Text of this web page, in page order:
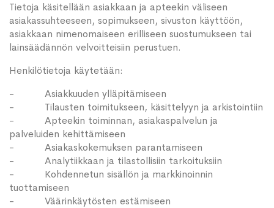
Tietoja käsitellään asiakkaan ja apteekin väliseen
asiakassuhteeseen, sopimukseen, sivuston käyttöön,
asiakkaan nimenomaiseen erilliseen suostumukseen tai
lainsäädännön velvoitteisiin perustuen.
Henkilötietoja käytetään:
- Asiakkuuden ylläpitämiseen
- Tilausten toimitukseen, käsittelyyn ja arkistointiin
- Apteekin toiminnan, asiakaspalvelun ja
palveluiden kehittämiseen
- Asiakaskokemuksen parantamiseen
- Analytiikkaan ja tilastollisiin tarkoituksiin
- Kohdennetun sisällön ja markkinoinnin
tuottamiseen
- Väärinkäytösten estämiseen